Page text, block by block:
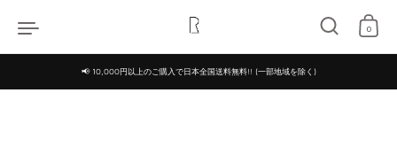
0
📢 10,000円以上のご購入で日本全国送料無料!! (一部地域を除く)